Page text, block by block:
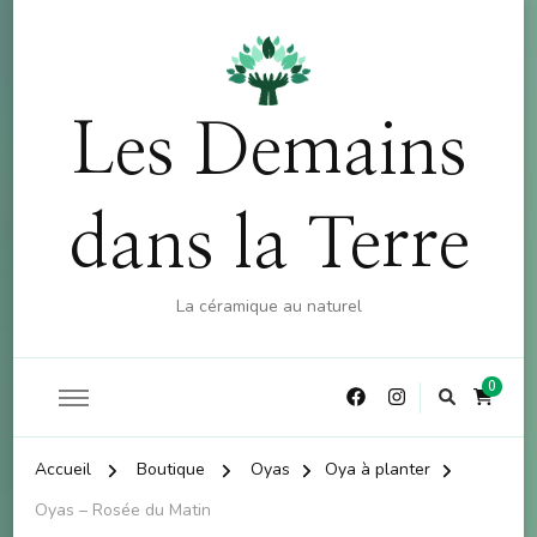
d'achat - CODE : CKDO10
Les Demains
dans la Terre
La céramique au naturel
0
Accueil Boutique Oyas
Oya à planter
Oyas – Rosée du Matin